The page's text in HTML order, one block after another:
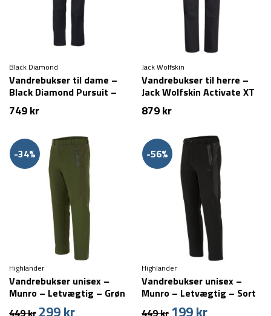
Black Diamond
Vandrebukser til dame –
Black Diamond Pursuit –
Sort
749kr
Jack Wolfskin
Vandrebukser til herre –
Jack Wolfskin Activate XT
Pants M – Sort
879kr
-34%
Highlander
Vandrebukser unisex –
Munro – Letvægtig – Grøn
(XL & XXL tilbage)
449kr Den
299krDen
-56%
Highlander
Vandrebukser unisex –
Munro – Letvægtig – Sort
(S tilbage)
449kr Den
199krDen